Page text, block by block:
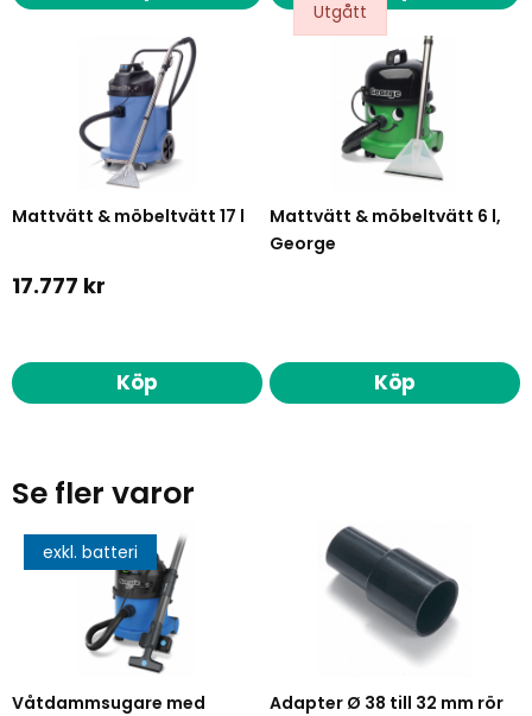
Mattvätt & möbeltvätt 17 l
17.777 kr
Köp
Mattvätt & möbeltvätt 6 l,
George
Köp
Se fler varor
exkl. batteri
Våtdammsugare med
Adapter Ø 38 till 32 mm rör